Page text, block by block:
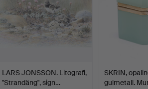
LARS JONSSON. Litografi,
"Strandäng", sign…
SKRIN,
gulmetall.